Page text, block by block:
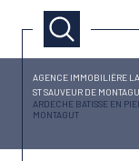
AGENCE IMMOBILIÈRE
ST SAUVEUR DE
ARDECHE BATISSE EN
MONTAGUT